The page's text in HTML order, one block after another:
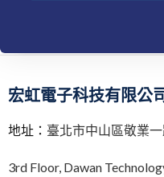
e
n
t
宏虹電子科技有限公司
地址： 臺北市中山區敬業
3rd Floor, Dawan